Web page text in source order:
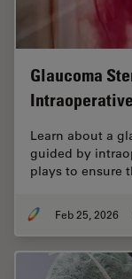
Glaucoma
Learn about a
guided by
plays to ensure
Feb 25, 2026